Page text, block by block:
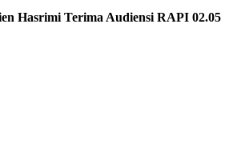
Hasrimi Terima Audiensi RAPI 02.05